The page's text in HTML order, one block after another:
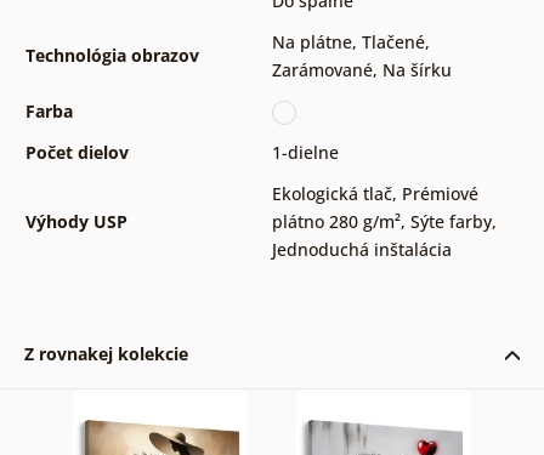
Technológia obrazov
Na plátne, Tlačené,
Zarámované, Na šírku
Farba
Počet dielov
1-dielne
Výhody USP
Ekologická tlač, Prémiové
plátno 280 g/m², Sýte farby,
Jednoduchá inštalácia
Z rovnakej kolekcie